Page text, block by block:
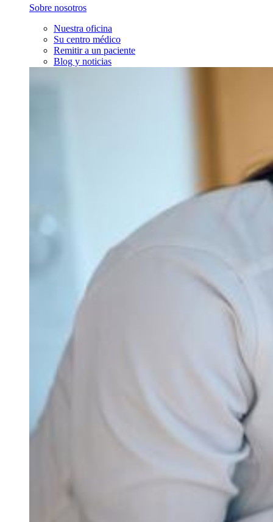
Sobre nosotros
Nuestra oficina
Su centro médico
Remitir a un paciente
Blog y noticias